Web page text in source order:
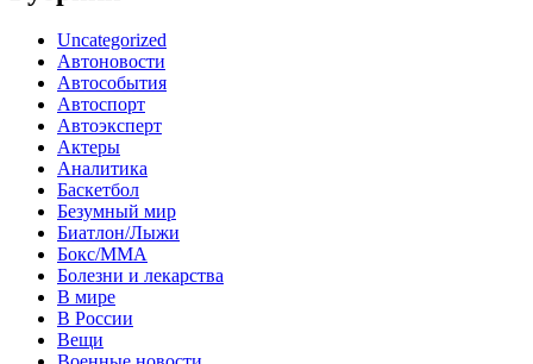
Uncategorized
Автоновости
Автособытия
Автоспорт
Автоэксперт
Актеры
Аналитика
Баскетбол
Безумный мир
Биатлон/Лыжи
Бокс/MMA
Болезни и лекарства
В мире
В России
Вещи